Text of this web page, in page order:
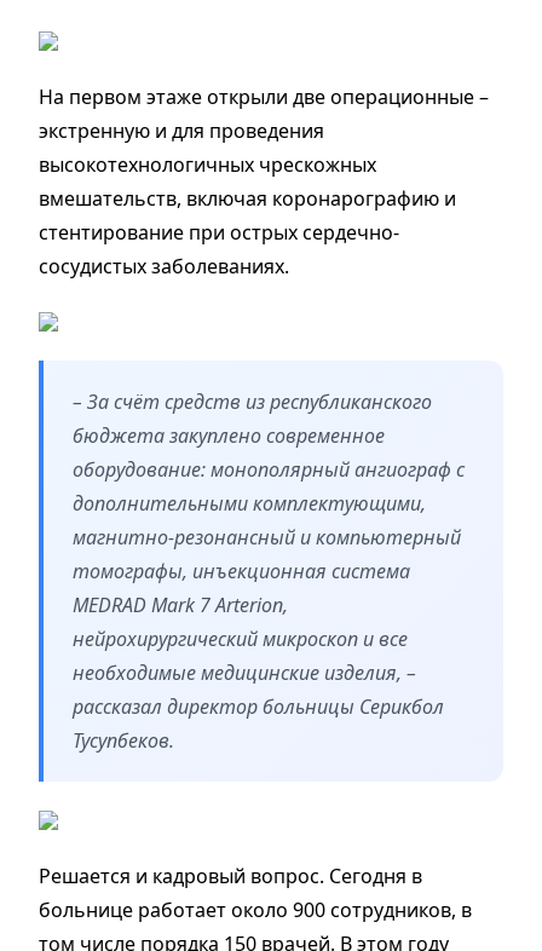
На первом этаже открыли две операционные –
экстренную и для проведения
высокотехнологичных чрескожных
вмешательств, включая коронарографию и
стентирование при острых сердечно-
сосудистых заболеваниях.
– За счёт средств из республиканского
бюджета закуплено современное
оборудование: монополярный ангиограф с
дополнительными комплектующими,
магнитно-резонансный и компьютерный
томографы, инъекционная система
MEDRAD Mark 7 Arterion,
нейрохирургический микроскоп и все
необходимые медицинские изделия, –
рассказал директор больницы Серикбол
Тусупбеков.
Решается и кадровый вопрос. Сегодня в
больнице работает около 900 сотрудников, в
том числе порядка 150 врачей. В этом году